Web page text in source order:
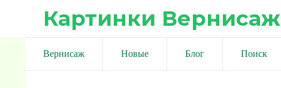
Картинки Вернисаж
Вернисаж Новые Блог Поиск